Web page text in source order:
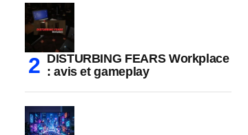
DISTURBING FEARS Workplace
: avis et gameplay